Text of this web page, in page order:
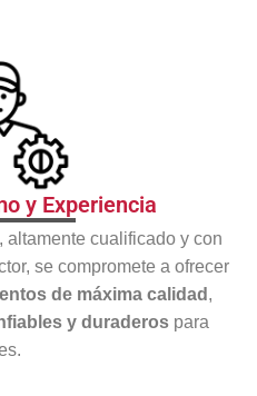
y Experiencia
altamente cualificado y con
se compromete a ofrecer
de máxima calidad ,
y duraderos para